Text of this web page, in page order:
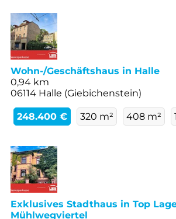
Wohn-/Geschäftshaus in Halle
0,94 km
06114 Halle (Giebichenstein)
248.400 € 320 m² 408 m²
Exklusives Stadthaus in Top
Mühlwegviertel